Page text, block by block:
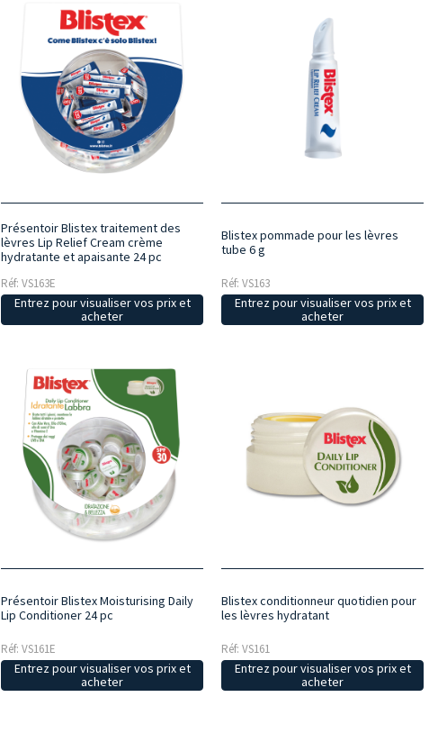
Présentoir Blistex traitement des
lèvres Lip Relief Cream crème
hydratante et apaisante 24 pc
Réf: VS163E
Entrez pour visualiser vos prix et
acheter
Blistex pommade pour les lèvres
tube 6 g
Réf: VS163
Entrez pour visualiser vos prix et
acheter
Présentoir Blistex Moisturising Daily
Lip Conditioner 24 pc
Réf: VS161E
Entrez pour visualiser vos prix et
acheter
Blistex conditionneur quotidien pour
les lèvres hydratant
Réf: VS161
Entrez pour visualiser vos prix et
acheter